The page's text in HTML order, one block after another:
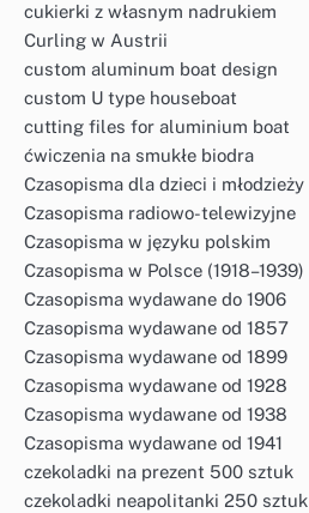
cukierki z własnym nadrukiem
Curling w Austrii
custom aluminum boat design
custom U type houseboat
cutting files for aluminium boat
ćwiczenia na smukłe biodra
Czasopisma dla dzieci i młodzieży
Czasopisma radiowo-telewizyjne
Czasopisma w języku polskim
Czasopisma w Polsce (1918–1939)
Czasopisma wydawane do 1906
Czasopisma wydawane od 1857
Czasopisma wydawane od 1899
Czasopisma wydawane od 1928
Czasopisma wydawane od 1938
Czasopisma wydawane od 1941
czekoladki na prezent 500 sztuk
czekoladki neapolitanki 250 sztuk